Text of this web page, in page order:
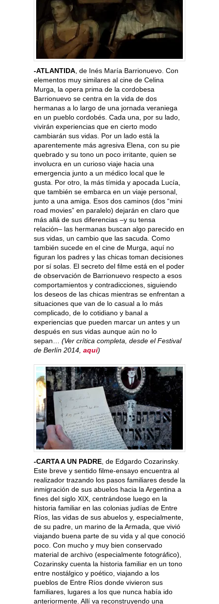
-ATLANTIDA , de Inés María Barrionuevo. Con
elementos muy similares al cine de Celina
Murga, la opera prima de la cordobesa
Barrionuevo se centra en la vida de dos
hermanas a lo largo de una jornada veraniega
en un pueblo cordobés. Cada una, por su lado,
vivirán experiencias que en cierto modo
cambiarán sus vidas. Por un lado está la
aparentemente más agresiva Elena, con su pie
quebrado y su tono un poco irritante, quien se
involucra en un curioso viaje hacia una
emergencia junto a un médico local que le
gusta. Por otro, la más tímida y apocada Lucía,
que también se embarca en un viaje personal,
junto a una amiga. Esos dos caminos (dos “mini
road movies” en paralelo) dejarán en claro que
más allá de sus diferencias –y su tensa
relación– las hermanas buscan algo parecido en
sus vidas, un cambio que las sacuda. Como
también sucede en el cine de Murga, aquí no
figuran los padres y las chicas toman decisiones
por sí solas. El secreto del filme está en el poder
de observación de Barrionuevo respecto a esos
comportamientos y contradicciones, siguiendo
los deseos de las chicas mientras se enfrentan a
situaciones que van de lo casual a lo más
complicado, de lo cotidiano y banal a
experiencias que pueden marcar un antes y un
después en sus vidas aunque aún no lo
sepan… (Ver crítica completa, desde el Festival
de Berlín 2014, aquí)
-CARTA A UN PADRE , de Edgardo Cozarinsky.
Este breve y sentido filme-ensayo encuentra al
realizador trazando los pasos familiares desde la
inmigración de sus abuelos hacia la Argentina a
fines del siglo XIX, centrándose luego en la
historia familiar en las colonias judías de Entre
Ríos, las vidas de sus abuelos y, especialmente,
de su padre, un marino de la Armada, que vivió
viajando buena parte de su vida y al que conoció
poco. Con mucho y muy bien conservado
material de archivo (especialmente fotográfico),
Cozarinsky cuenta la historia familiar en un tono
entre nostálgico y poético, viajando a los
pueblos de Entre Ríos donde vivieron sus
familiares, lugares a los que nunca había ido
anteriormente. Allí va reconstruyendo una